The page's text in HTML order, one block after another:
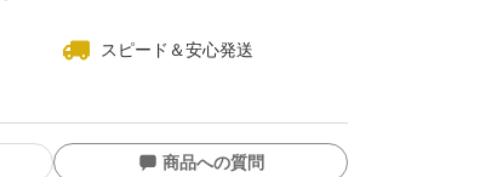
。
スピード＆安心発送
商品への質問